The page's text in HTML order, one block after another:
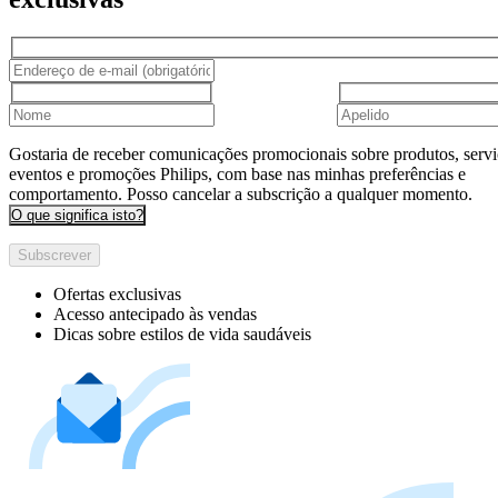
Gostaria de receber comunicações promocionais sobre produtos,
eventos e promoções Philips, com base nas minhas preferências e
comportamento. Posso cancelar a subscrição a qualquer momento.
O que significa isto?
Subscrever
Ofertas exclusivas
Acesso antecipado às vendas
Dicas sobre estilos de vida saudáveis